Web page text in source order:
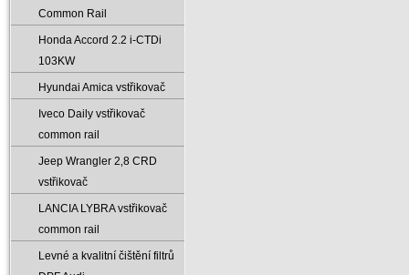
Common Rail
Honda Accord 2.2 i-CTDi
103KW
Hyundai Amica vstřikovač
Iveco Daily vstřikovač
common rail
Jeep Wrangler 2‚8 CRD
vstřikovač
LANCIA LYBRA vstřikovač
common rail
Levné a kvalitní čištění filtrů